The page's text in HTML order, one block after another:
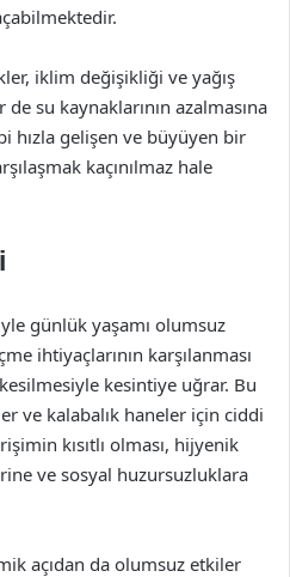
iklim değişikliği ve yağış
su kaynaklarının azalmasına
hızla gelişen ve büyüyen bir
kaçınılmaz hale
günlük yaşamı olumsuz
ihtiyaçlarının karşılanması
kesintiye uğrar. Bu
ve kalabalık haneler için ciddi
kısıtlı olması, hijyenik
ve sosyal huzursuzluklara
açıdan da olumsuz etkiler